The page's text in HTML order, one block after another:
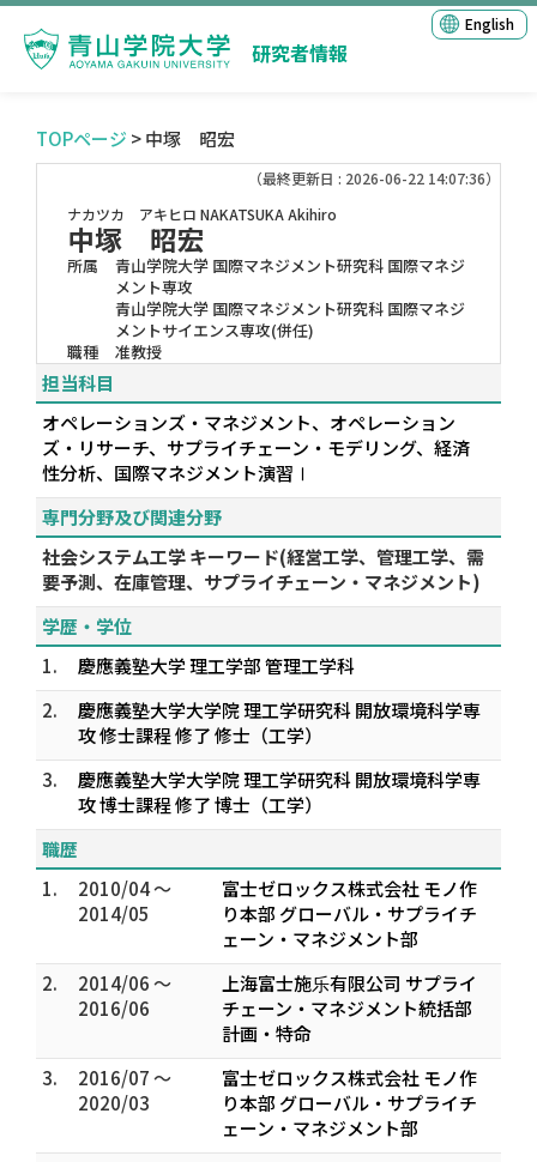
研究者情報
English
TOPページ > 中塚 昭宏
（最終更新日 : 2026-06-22 14:07:36）
ナカツカ アキヒロ NAKATSUKA Akihiro
中塚 昭宏
所属
青山学院大学 国際マネジメント研究科 国際マネジ
メント専攻
青山学院大学 国際マネジメント研究科 国際マネジ
メントサイエンス専攻(併任)
職種
准教授
担当科目
オペレーションズ・マネジメント、オペレーション
ズ・リサーチ、サプライチェーン・モデリング、経済
性分析、国際マネジメント演習Ⅰ
専門分野及び関連分野
社会システム工学 キーワード(経営工学、管理工学、需
要予測、在庫管理、サプライチェーン・マネジメント)
学歴・学位
1.
慶應義塾大学 理工学部 管理工学科
2.
慶應義塾大学大学院 理工学研究科 開放環境科学専
攻 修士課程 修了 修士（工学）
3.
慶應義塾大学大学院 理工学研究科 開放環境科学専
攻 博士課程 修了 博士（工学）
職歴
1.
2010/04 ～
2014/05
富士ゼロックス株式会社 モノ作
り本部 グローバル・サプライチ
ェーン・マネジメント部
2.
2014/06 ～
2016/06
上海富士施乐有限公司 サプライ
チェーン・マネジメント統括部
計画・特命
3.
2016/07 ～
2020/03
富士ゼロックス株式会社 モノ作
り本部 グローバル・サプライチ
ェーン・マネジメント部